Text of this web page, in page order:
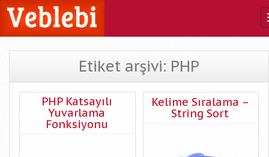
Etiket arşivi: PHP
PHP Katsayılı
Yuvarlama
Fonksiyonu
Kelime Sıralama –
String Sort